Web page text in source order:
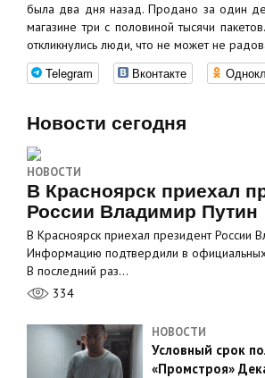
была два дня назад. Продано за один
магазине три с половиной тысячи
откликнулись люди, что не может не
Telegram Вконтакте
Новости сегодня
НОВОСТИ
В Красноярск приехал
России Владимир Путин
В Красноярск приехал президент России
Информацию подтвердили в
В последний раз…
334
НОВОСТИ
Условный срок
«Промстроя»